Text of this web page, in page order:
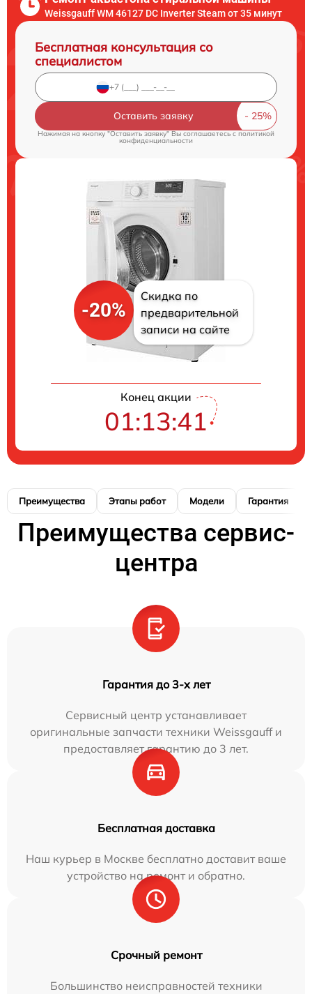
Weissgauff WM 46127 DC Inverter Steam от 35 минут
Бесплатная консультация со
специалистом
Оставить заявку
Нажимая на кнопку "Оставить заявку" Вы соглашаетесь cполитикой
конфиденциальности
-20%
Скидка по
предварительной
записи на сайте
Конец акции
01:13:40
Преимущества Этапы работ Модели Гарантия
Преимущества сервис-
центра
Гарантия до 3-х лет
Сервисный центр устанавливает
оригинальные запчасти техники Weissgauff и
предоставляет гарантию до 3 лет.
Бесплатная доставка
Наш курьер в Москве бесплатно доставит ваше
устройство на ремонт и обратно.
Срочный ремонт
Большинство неисправностей техники